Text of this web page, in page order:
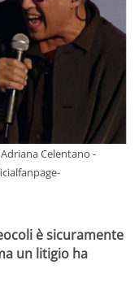
Celentano -
è sicuramente
un litigio ha